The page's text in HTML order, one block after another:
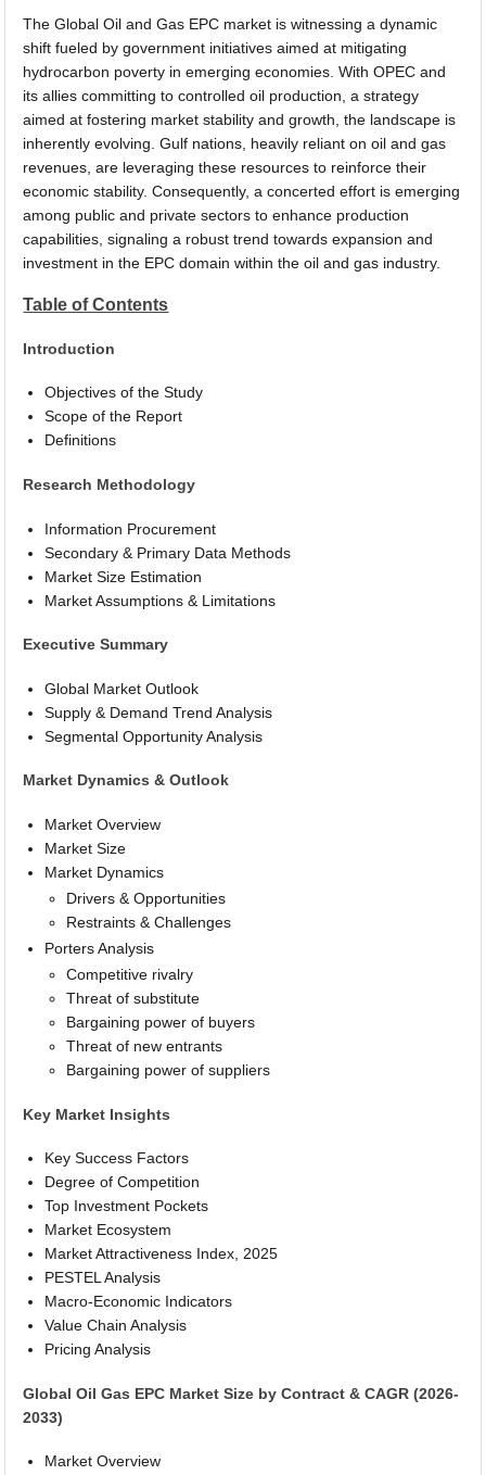
The Global Oil and Gas EPC market is witnessing a dynamic
shift fueled by government initiatives aimed at mitigating
hydrocarbon poverty in emerging economies. With OPEC and
its allies committing to controlled oil production, a strategy
aimed at fostering market stability and growth, the landscape is
inherently evolving. Gulf nations, heavily reliant on oil and gas
revenues, are leveraging these resources to reinforce their
economic stability. Consequently, a concerted effort is emerging
among public and private sectors to enhance production
capabilities, signaling a robust trend towards expansion and
investment in the EPC domain within the oil and gas industry.
Table of Contents
Introduction
Objectives of the Study
Scope of the Report
Definitions
Research Methodology
Information Procurement
Secondary & Primary Data Methods
Market Size Estimation
Market Assumptions & Limitations
Executive Summary
Global Market Outlook
Supply & Demand Trend Analysis
Segmental Opportunity Analysis
Market Dynamics & Outlook
Market Overview
Market Size
Market Dynamics
Drivers & Opportunities
Restraints & Challenges
Porters Analysis
Competitive rivalry
Threat of substitute
Bargaining power of buyers
Threat of new entrants
Bargaining power of suppliers
Key Market Insights
Key Success Factors
Degree of Competition
Top Investment Pockets
Market Ecosystem
Market Attractiveness Index, 2025
PESTEL Analysis
Macro-Economic Indicators
Value Chain Analysis
Pricing Analysis
Global Oil Gas EPC Market Size by Contract & CAGR (2026-
2033)
Market Overview